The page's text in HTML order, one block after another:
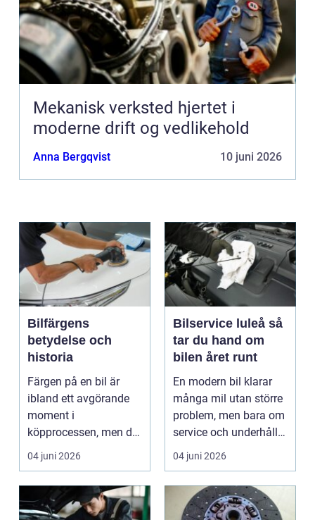
Mekanisk verksted hjertet i
moderne drift og vedlikehold
Anna Bergqvist 10 juni 2026
Bilfärgens
betydelse och
historia
Färgen på en bil är
ibland ett avgörande
moment i
köpprocessen, men det
ha...
04 juni 2026
Bilservice luleå så
tar du hand om
bilen året runt
En modern bil klarar
många mil utan större
problem, men bara om
service och underhåll
sköts i tid. I...
04 juni 2026